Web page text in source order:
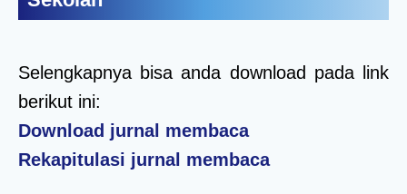
Selengkapnya bisa anda download pada link
berikut ini:
Download jurnal membaca
Rekapitulasi jurnal membaca